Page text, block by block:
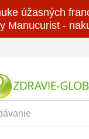
úžasných
Manucurist -